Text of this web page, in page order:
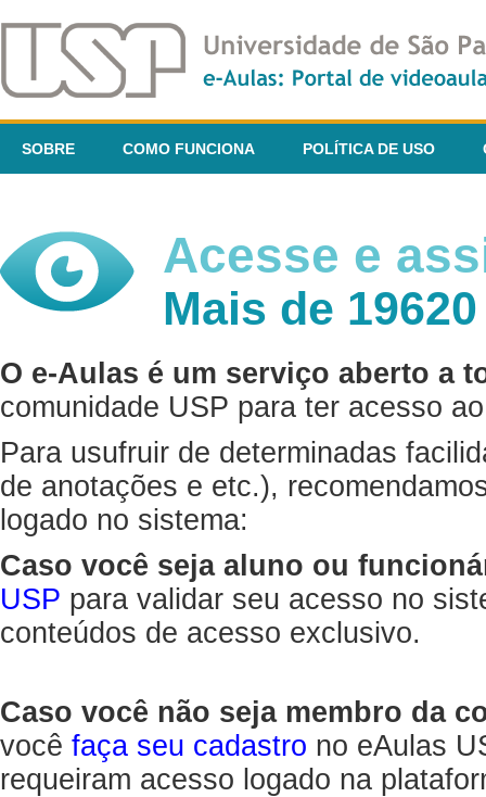
SOBRE COMO FUNCIONA POLÍTICA DE USO
Acesse e
Mais de
O e-Aulas é um serviço aberto a
comunidade USP para ter acesso
Para usufruir de determinadas
de anotações e etc.),
logado no sistema:
Caso você seja aluno ou
USP para validar seu acesso no
conteúdos de acesso exclusivo.
Caso você não seja membro da
você faça seu cadastro no eAulas
requeiram acesso logado na